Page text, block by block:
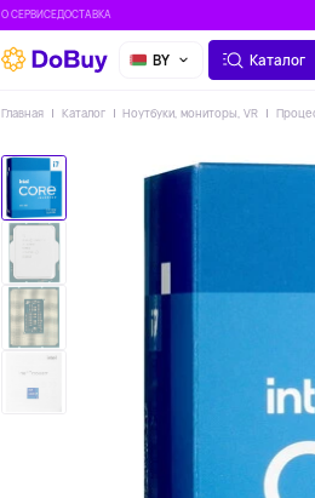
О СЕРВИСЕДОСТАВКА
BY Каталог
Главная Каталог Ноутбуки, мониторы, VR